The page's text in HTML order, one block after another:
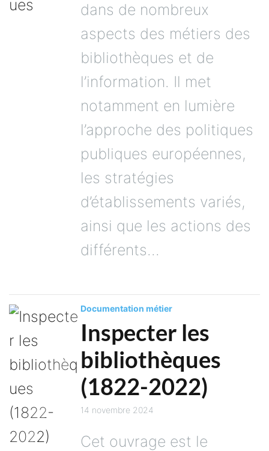
dans de nombreux
aspects des métiers des
bibliothèques et de
l’information. Il met
notamment en lumière
l’approche des politiques
publiques européennes,
les stratégies
d’établissements variés,
ainsi que les actions des
différents...
Documentation métier
Inspecter les
bibliothèques
(1822-2022)
14 novembre 2024
Cet ouvrage est le